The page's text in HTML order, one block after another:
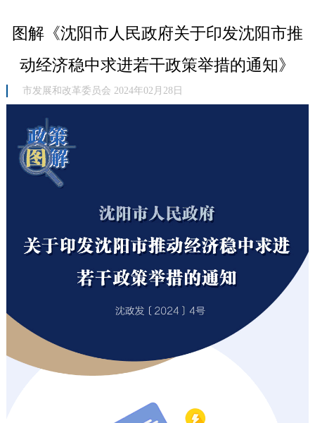
图解《沈阳市人民政府关于印发沈阳市推
动经济稳中求进若干政策举措的通知》
市发展和改革委员会 2024年02月28日